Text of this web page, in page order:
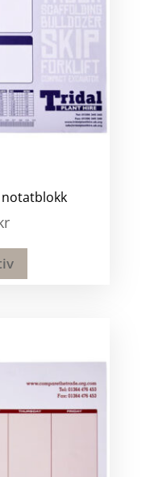
notatblokk